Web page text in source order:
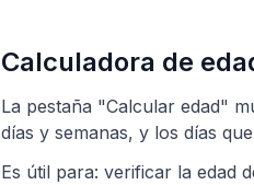
Calculadora de
La pestaña "Calcular edad"
días y semanas, y los días
Es útil para: verificar la edad